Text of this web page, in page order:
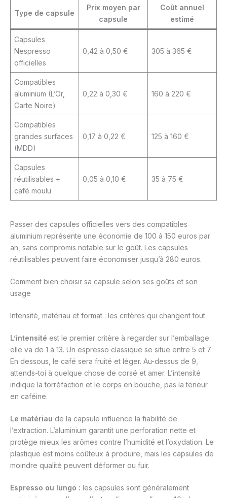
Type de capsule
Prix moyen par
capsule
Coût annuel
estimé
Capsules
Nespresso
officielles
0,42 à 0,50 € 305 à 365 €
Compatibles
aluminium (L’Or,
Carte Noire)
0,22 à 0,30 € 160 à 220 €
Compatibles
grandes surfaces
(MDD)
0,17 à 0,22 € 125 à 160 €
Capsules
réutilisables +
café moulu
0,05 à 0,10 € 35 à 75 €
Passer des capsules officielles vers des compatibles
aluminium représente une économie de 100 à 150 euros par
an, sans compromis notable sur le goût. Les capsules
réutilisables peuvent faire économiser jusqu’à 280 euros.
Comment bien choisir sa capsule selon ses goûts et son
usage
Intensité, matériau et format : les critères qui changent tout
L’intensité est le premier critère à regarder sur l’emballage :
elle va de 1 à 13. Un espresso classique se situe entre 5 et 7.
En dessous, le café sera fruité et léger. Au-dessus de 9,
attends-toi à quelque chose de corsé et amer. L’intensité
indique la torréfaction et le corps en bouche, pas la teneur
en caféine.
Le matériau de la capsule influence la fiabilité de
l’extraction. L’aluminium garantit une perforation nette et
protège mieux les arômes contre l’humidité et l’oxydation. Le
plastique est moins coûteux à produire, mais les capsules de
moindre qualité peuvent déformer ou fuir.
Espresso ou lungo : les capsules sont généralement